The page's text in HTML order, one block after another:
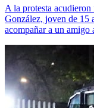
A la protesta
González, joven de 15
acompañar a un amigo